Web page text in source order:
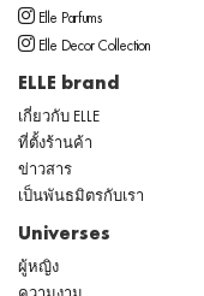
Elle Parfums
Elle Decor Collection
ELLE brand
เกี่ยวกับ ELLE
ที่ตั้งร้านค้า
ข่าวสาร
เป็นพันธมิตรกับเรา
Universes
ผู้หญิง